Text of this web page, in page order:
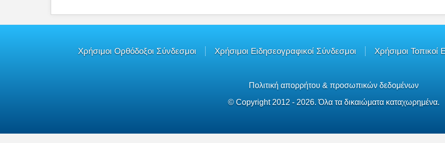
Χρήσιμοι Ορθόδοξοι Σύνδεσμοι Χρήσιμοι Ειδησεογραφικοί Σύνδεσμοι Χρήσιμοι Τοπικοί
Πολιτική απορρήτου & προσωπικών δεδομένων
© Copyright 2012 - 2026. Όλα τα δικαιώματα καταχωρημένα.